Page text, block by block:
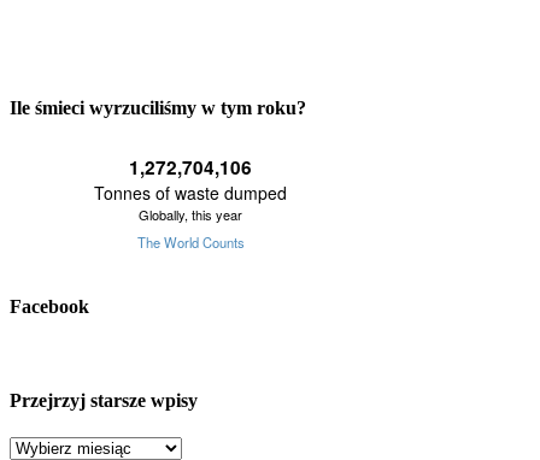
Ile śmieci wyrzuciliśmy w tym roku?
Facebook
Przejrzyj starsze wpisy
Przejrzyj